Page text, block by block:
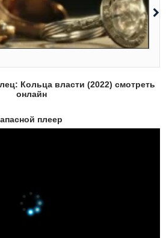
Кольца власти (2022) смотреть
онлайн
плеер